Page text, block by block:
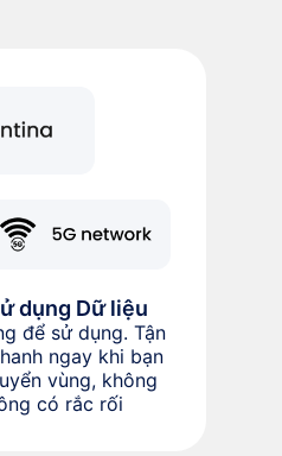
dụng Dữ liệu
để sử dụng. Tận
ngay khi bạn
vùng, không
có rắc rối